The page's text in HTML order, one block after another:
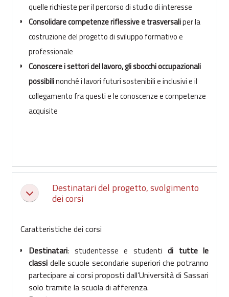
quelle richieste per il percorso di studio di interesse
Consolidare competenze riflessive e trasversaliper la
costruzione del progetto di sviluppo formativo e
professionale
Conoscere i settori del lavoro, gli sbocchi occupazionali
possibilinonché i lavori futuri sostenibili e inclusivi e il
collegamento fra questi e le conoscenze e competenze
acquisite
Collapse
Destinatari del progetto, svolgimento
dei corsi
Caratteristiche dei corsi
Destinatari: studentesse e studenti di tutte le
classi delle scuole secondarie superiori che potranno
partecipare ai corsi proposti dall’Università di Sassari
solo tramite la scuola di afferenza.